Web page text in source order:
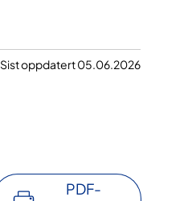
Sist oppdatert 05.06.2026
PDF-